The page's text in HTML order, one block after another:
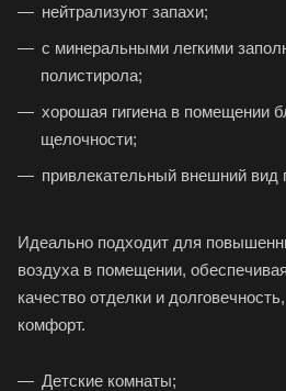
нейтрализуют запахи;
с минеральными легкими
полистирола;
хорошая гигиена в помещении
щелочности;
привлекательный внешний вид
Идеально подходит для
воздуха в помещении,
качество отделки и
комфорт.
Детские комнаты;